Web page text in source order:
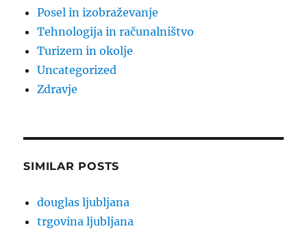
Posel in izobraževanje
Tehnologija in računalništvo
Turizem in okolje
Uncategorized
Zdravje
SIMILAR POSTS
douglas ljubljana
trgovina ljubljana